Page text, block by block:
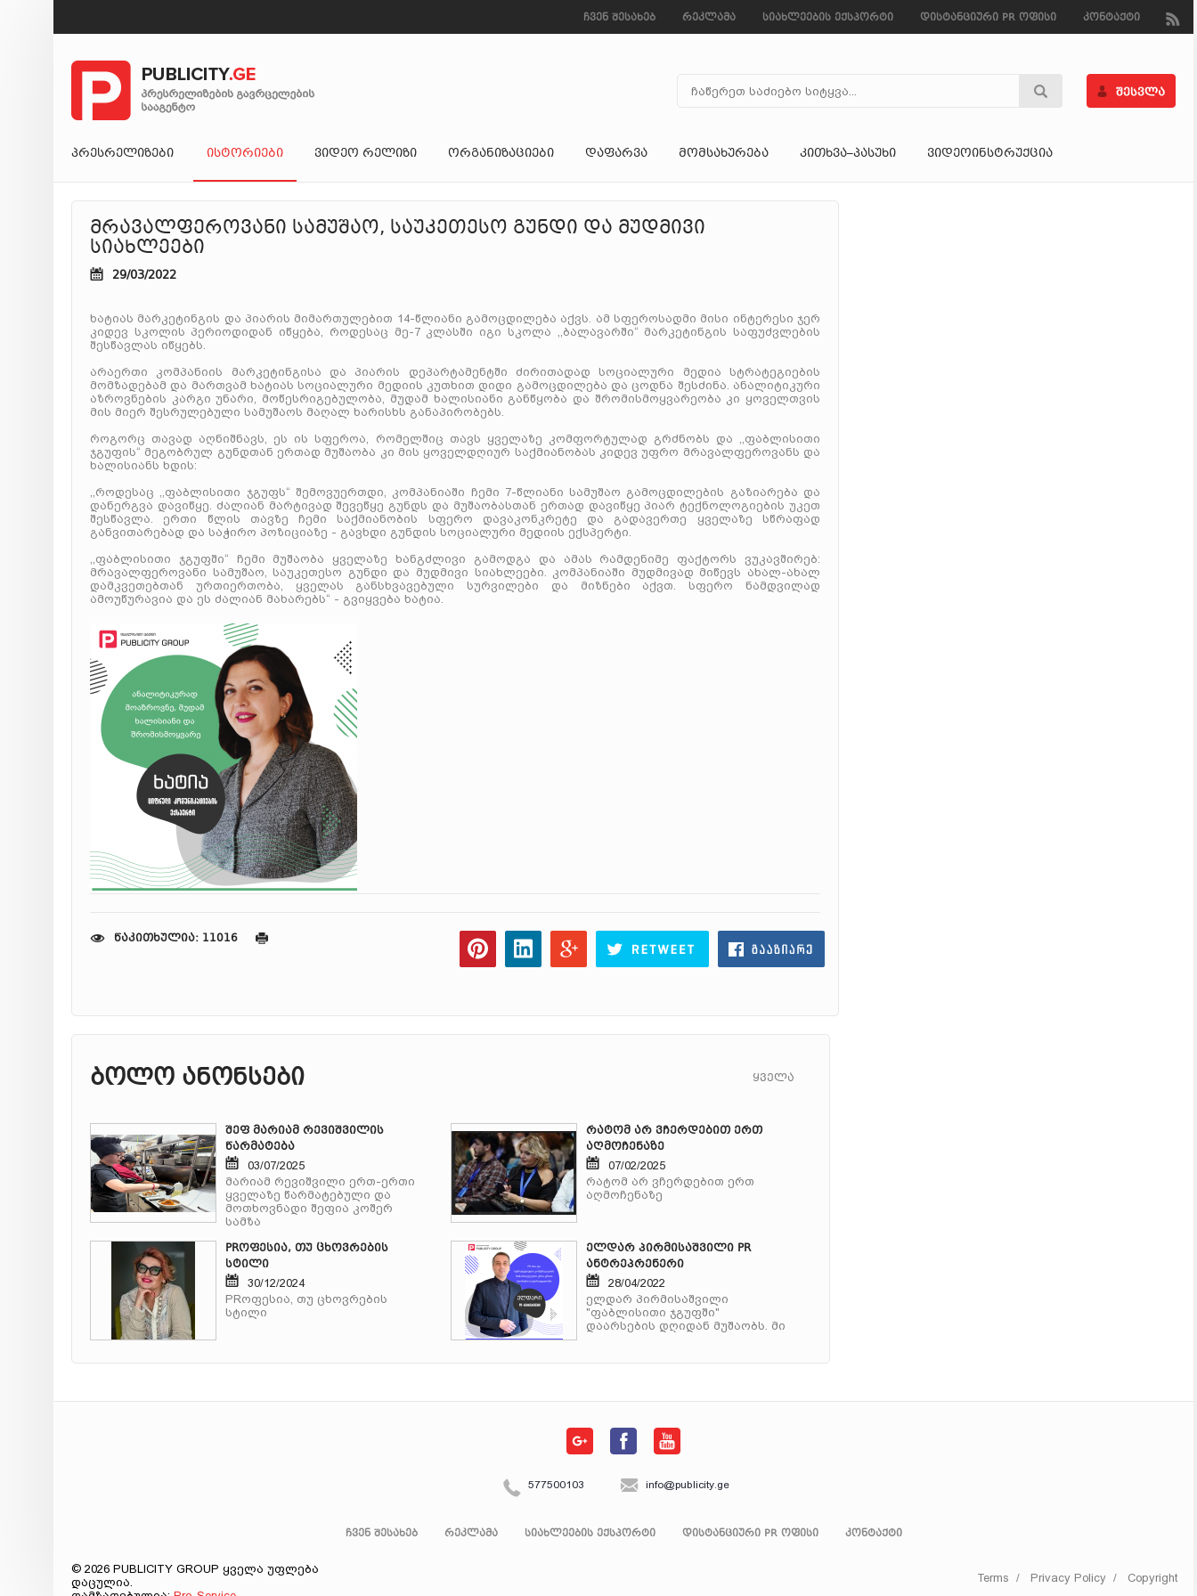
ჩვენ შესახებ რეკლამა სიახლეების ექსპორტი დისტანციური PR ოფისი კონტაქტი
ᲞᲠᲔᲡᲠᲔᲚᲘᲖᲔᲑᲘ ᲘᲡᲢᲝᲠᲘᲔᲑᲘ ᲕᲘᲓᲔᲝ ᲠᲔᲚᲘᲖᲘ ᲝᲠᲒᲐᲜᲘᲖᲐᲪᲘᲔᲑᲘ ᲓᲐᲤᲐᲠᲕᲐ ᲛᲝᲛᲡᲐᲮᲣᲠᲔᲑᲐ ᲙᲘᲗᲮᲕᲐ–ᲞᲐᲡᲣᲮᲘ ᲕᲘᲓᲔᲝᲘᲜᲡᲢᲠᲣᲥᲪᲘᲐ
მრავალფეროვანი სამუშაო, საუკეთესო გუნდი და მუდმივი
სიახლეები
29/03/2022
ხატიას მარკეტინგის და პიარის მიმართულებით 14-წლიანი გამოცდილება აქვს. ამ სფეროსადმი მისი ინტერესი ჯერ
კიდევ სკოლის პერიოდიდან იწყება, როდესაც მე-7 კლასში იგი სკოლა ,,ბალავარში“ მარკეტინგის საფუძვლების
შესწავლას იწყებს.
არაერთი კომპანიის მარკეტინგისა და პიარის დეპარტამენტში ძირითადად სოციალური მედია სტრატეგიების
მომზადებამ და მართვამ ხატიას სოციალური მედიის კუთხით დიდი გამოცდილება და ცოდნა შესძინა. ანალიტიკური
აზროვნების კარგი უნარი, მოწესრიგებულობა, მუდამ ხალისიანი განწყობა და შრომისმოყვარეობა კი ყოველთვის
მის მიერ შესრულებული სამუშაოს მაღალ ხარისხს განაპირობებს.
როგორც თავად აღნიშნავს, ეს ის სფეროა, რომელშიც თავს ყველაზე კომფორტულად გრძნობს და ,,ფაბლისითი
ჯგუფის“ მეგობრულ გუნდთან ერთად მუშაობა კი მის ყოველდღიურ საქმიანობას კიდევ უფრო მრავალფეროვანს და
ხალისიანს ხდის:
,,როდესაც ,,ფაბლისითი ჯგუფს“ შემოვუერთდი, კომპანიაში ჩემი 7-წლიანი სამუშაო გამოცდილების გაზიარება და
დანერგვა დავიწყე. ძალიან მარტივად შევეწყე გუნდს და მუშაობასთან ერთად დავიწყე პიარ ტექნოლოგიების უკეთ
შესწავლა. ერთი წლის თავზე ჩემი საქმიანობის სფერო დავაკონკრეტე და გადავერთე ყველაზე სწრაფად
განვითარებად და საჭირო პოზიციაზე - გავხდი გუნდის სოციალური მედიის ექსპერტი.
,,ფაბლისითი ჯგუფში“ ჩემი მუშაობა ყველაზე ხანგძლივი გამოდგა და ამას რამდენიმე ფაქტორს ვუკავშირებ:
მრავალფეროვანი სამუშაო, საუკეთესო გუნდი და მუდმივი სიახლეები. კომპანიაში მუდმივად მიწევს ახალ-ახალ
დამკვეთებთან ურთიერთობა, ყველას განსხვავებული სურვილები და მიზნები აქვთ. სფერო ნამდვილად
ამოუწურავია და ეს ძალიან მახარებს“ - გვიყვება ხატია.
წაკითხულია: 11016
ბოლო ანონსები ყველა
შეფ მარიამ რევიშვილის
წარმატება
03/07/2025
მარიამ რევიშვილი ერთ-ერთი
ყველაზე წარმატებული და
მოთხოვნადი შეფია კოშერ
სამზა
რატომ არ ვჩერდებით ერთ
აღმოჩენაზე
07/02/2025
რატომ არ ვჩერდებით ერთ
აღმოჩენაზე
PRოფესია, თუ ცხოვრების
სტილი
30/12/2024
PRოფესია, თუ ცხოვრების
სტილი
ელდარ პირმისაშვილი PR
ანტრეპრენერი
28/04/2022
ელდარ პირმისაშვილი
"ფაბლისითი ჯგუფში"
დაარსების დღიდან მუშაობს. მი
577500103 info@publicity.ge
ჩვენ შესახებ რეკლამა სიახლეების ექსპორტი დისტანციური PR ოფისი კონტაქტი
© 2026 PUBLICITY GROUP ყველა უფლება
დაცულია.
Terms / Privacy Policy/ Copyright